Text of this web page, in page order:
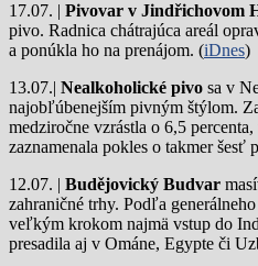
17.07. | Pivovar v Jindřichovom
pivo. Radnica chátrajúca areál
a ponúkla ho na prenájom. (iDnes)
13.07.| Nealkoholické pivo sa v
najobľúbenejším pivným štýlom.
medziročne vzrástla o 6,5
zaznamenala pokles o takmer šesť
12.07. | Budějovický Budvar
zahraničné trhy. Podľa
veľkým krokom najmä vstup do
presadila aj v Ománe, Egypte či